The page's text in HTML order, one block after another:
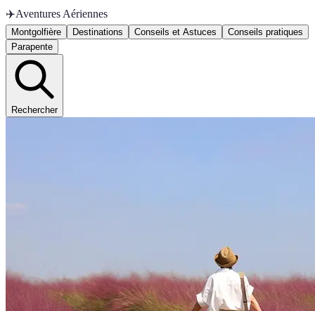
✈️Aventures Aériennes
Montgolfière Destinations Conseils et Astuces
Conseils pratiques
Parapente
Rechercher